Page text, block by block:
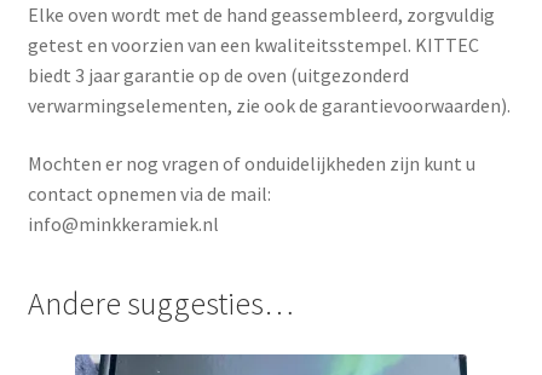
Elke oven wordt met de hand geassembleerd, zorgvuldig
getest en voorzien van een kwaliteitsstempel. KITTEC
biedt 3 jaar garantie op de oven (uitgezonderd
verwarmingselementen, zie ook de garantievoorwaarden).
Mochten er nog vragen of onduidelijkheden zijn kunt u
contact opnemen via de mail:
info@minkkeramiek.nl
Andere suggesties…